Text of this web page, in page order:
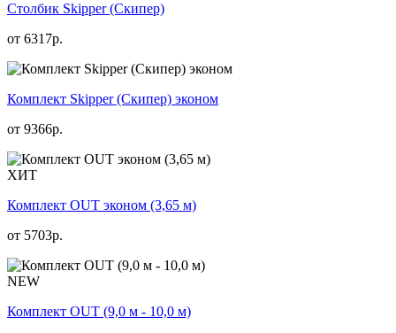
Столбик Skipper (Скипер)
от 6317р.
Комплект Skipper (Скипер) эконом
от 9366р.
ХИТ
Комплект OUT эконом (3,65 м)
от 5703р.
NEW
Комплект OUT (9,0 м - 10,0 м)